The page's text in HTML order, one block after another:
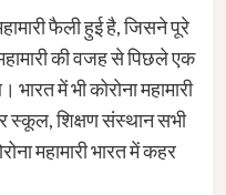
फैली हुई है, जिसने पूरे
की वजह से पिछले एक
में भी कोरोना महामारी
स्कूल, शिक्षण संस्थान सभी
महामारी भारत में कहर